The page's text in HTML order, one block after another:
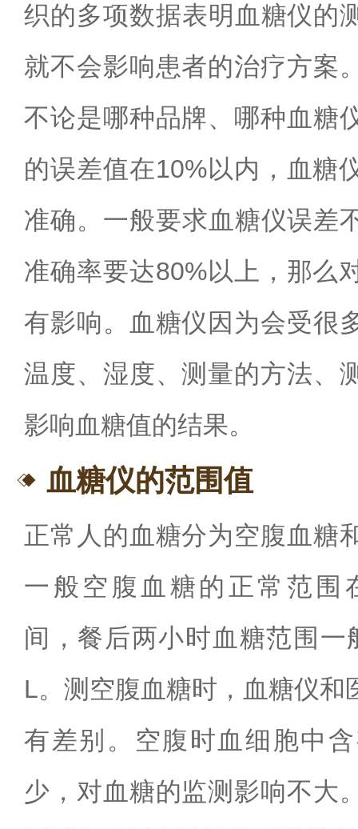
织的多项数据表明血糖仪的
就不会影响患者的治疗方案
不论是哪种品牌、哪种血糖
的误差值在10%以内，血糖
准确。一般要求血糖仪误差
准确率要达80%以上，那么
有影响。血糖仪因为会受很
温度、湿度、测量的方法、
影响血糖值的结果。
血糖仪的范围值
正常人的血糖分为空腹血糖
一般空腹血糖的正常范围
间，餐后两小时血糖范围一
L。测空腹血糖时，血糖仪和
有差别。空腹时血细胞中
少，对血糖的监测影响不大